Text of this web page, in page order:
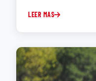
LEER MAS